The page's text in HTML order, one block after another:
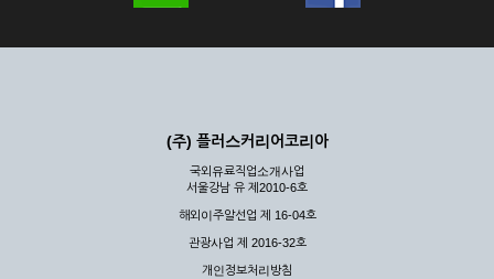
(주) 플러스커리어코리아
국외유료직업소개사업
서울강남 유 제2010-6호
해외이주알선업 제 16-04호
관광사업 제 2016-32호
개인정보처리방침